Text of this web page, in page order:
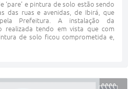
‘pare’ e pintura de solo estão sendo
das ruas e avenidas, de Ibirá, que
Prefeitura. A instalação da
realizada tendo em vista que com
de solo ficou comprometida e,